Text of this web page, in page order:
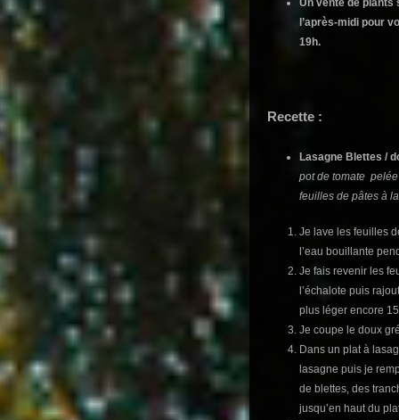
Un vente de plants
l’après-midi pour
19h.
Recette :
Lasagne Blettes /
pot de tomate pelée
feuilles de pâtes à
Je lave les feuilles
l’eau bouillante
Je fais revenir les
l’échalote puis
plus léger encore
Je coupe le doux
Dans un plat à
lasagne puis je
de blettes, des
jusqu’en haut du